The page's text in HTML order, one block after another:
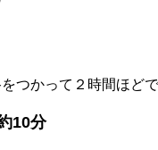
つかって２時間ほどで
10分